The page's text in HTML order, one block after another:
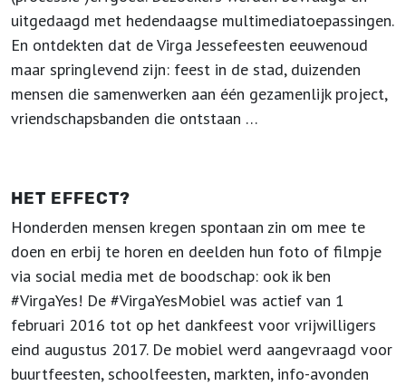
uitgedaagd met hedendaagse multimediatoepassingen.
En ontdekten dat de Virga Jessefeesten eeuwenoud
maar springlevend zijn: feest in de stad, duizenden
mensen die samenwerken aan één gezamenlijk project,
vriendschapsbanden die ontstaan …
HET EFFECT?
Honderden mensen kregen spontaan zin om mee te
doen en erbij te horen en deelden hun foto of filmpje
via social media met de boodschap: ook ik ben
#VirgaYes! De #VirgaYesMobiel was actief van 1
februari 2016 tot op het dankfeest voor vrijwilligers
eind augustus 2017. De mobiel werd aangevraagd voor
buurtfeesten, schoolfeesten, markten, info-avonden